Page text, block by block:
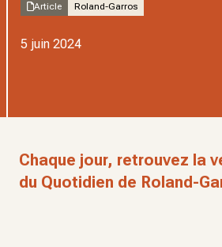
Article Roland-Garros
5 juin 2024
Chaque jour, retrouvez la
du Quotidien de Roland-